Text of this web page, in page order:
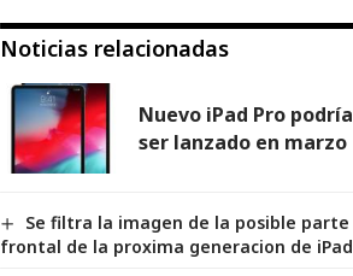
Noticias relacionadas
Nuevo iPad Pro podría
ser lanzado en marzo
Se filtra la imagen de la posible parte
frontal de la proxima generacion de iPad